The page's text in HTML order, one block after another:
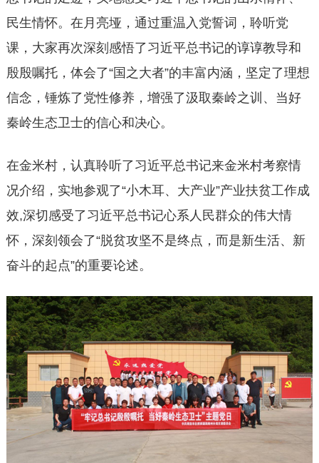
民生情怀。在月亮垭，通过重温入党誓词，聆听党
课，大家再次深刻感悟了习近平总书记的谆谆教导和
殷殷嘱托，体会了“国之大者”的丰富内涵，坚定了理想
信念，锤炼了党性修养，增强了汲取秦岭之训、当好
秦岭生态卫士的信心和决心。
在金米村，认真聆听了习近平总书记来金米村考察情
况介绍，实地参观了“小木耳、大产业”产业扶贫工作成
效,深切感受了习近平总书记心系人民群众的伟大情
怀，深刻领会了“脱贫攻坚不是终点，而是新生活、新
奋斗的起点”的重要论述。